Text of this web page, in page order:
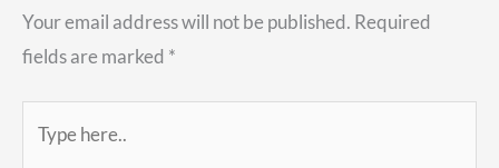
Your email address will not be published. Required
fields are marked *
here..